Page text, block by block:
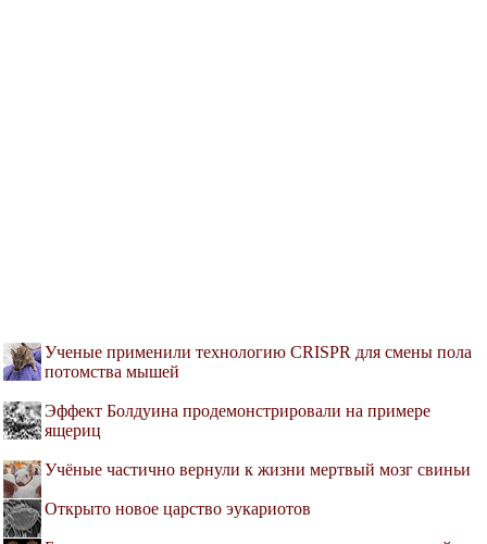
Ученые применили технологию CRISPR для смены пола
потомства мышей
Эффект Болдуина продемонстрировали на примере
ящериц
Учёные частично вернули к жизни мертвый мозг свиньи
Открыто новое царство эукариотов